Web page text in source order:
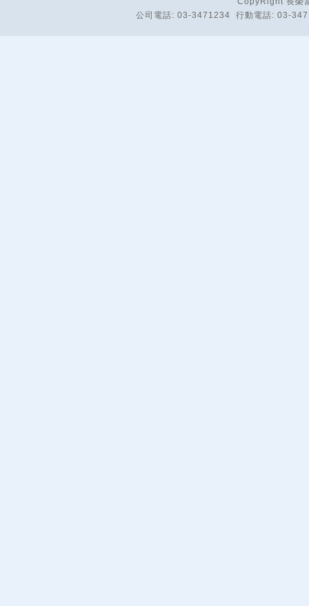
公司電話: 03-3471234 行動電話: 03-